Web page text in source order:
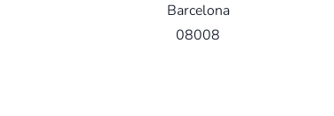
Barcelona
08008